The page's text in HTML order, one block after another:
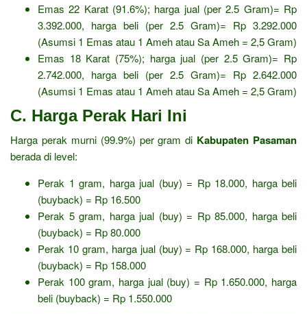
Emas 22 Karat (91.6%); harga jual (per 2.5 Gram)= Rp
3.392.000, harga beli (per 2.5 Gram)= Rp 3.292.000
(Asumsi 1 Emas atau 1 Ameh atau Sa Ameh = 2,5 Gram)
Emas 18 Karat (75%); harga jual (per 2.5 Gram)= Rp
2.742.000, harga beli (per 2.5 Gram)= Rp 2.642.000
(Asumsi 1 Emas atau 1 Ameh atau Sa Ameh = 2,5 Gram)
C. Harga Perak Hari Ini
Harga perak murni (99.9%) per gram di Kabupaten Pasaman
berada di level:
Perak 1 gram, harga jual (buy) = Rp 18.000, harga beli
(buyback) = Rp 16.500
Perak 5 gram, harga jual (buy) = Rp 85.000, harga beli
(buyback) = Rp 80.000
Perak 10 gram, harga jual (buy) = Rp 168.000, harga beli
(buyback) = Rp 158.000
Perak 100 gram, harga jual (buy) = Rp 1.650.000, harga
beli (buyback) = Rp 1.550.000